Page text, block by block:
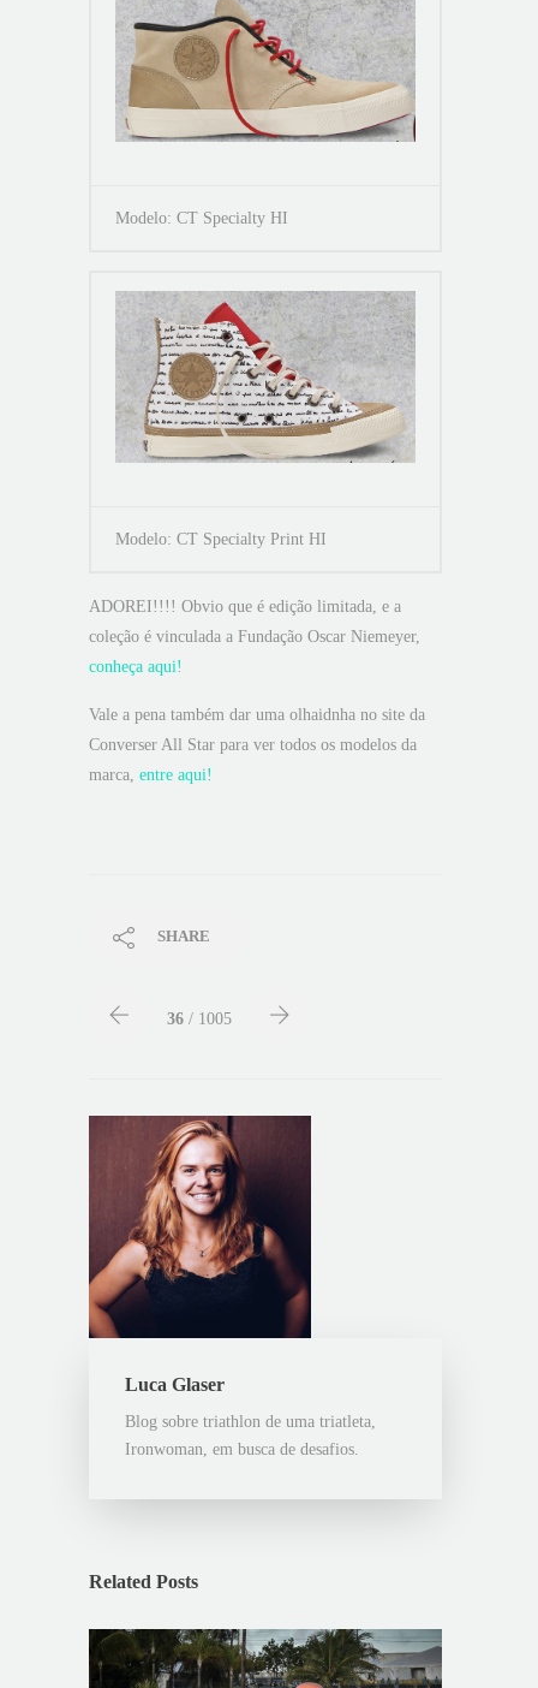
Modelo: CT Specialty HI
Modelo: CT Specialty Print HI
ADOREI!!!! Obvio que é edição limitada, e a
coleção é vinculada a Fundação Oscar Niemeyer,
conheça aqui!
Vale a pena também dar uma olhaidnha no site da
Converser All Star para ver todos os modelos da
marca, entre aqui!
SHARE
36 / 1005
Luca Glaser
Blog sobre triathlon de uma triatleta,
Ironwoman, em busca de desafios.
Related Posts